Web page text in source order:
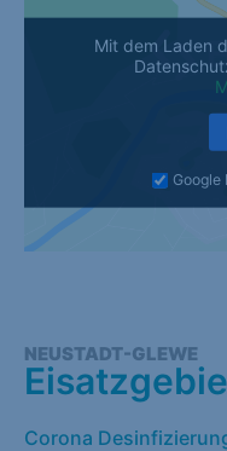
Mit dem Laden
Google
NEUSTADT-GLEWE
Corona